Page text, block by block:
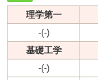
理学第一
-(-)
基礎工学
-(-)